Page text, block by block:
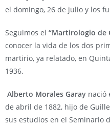
el domingo, 26 de julio y los
Seguimos el “Martirologio de
conocer la vida de los dos
martirio, ya relatado, en
1936.
Alberto Morales Garay nació
de abril de 1882, hijo de
sus estudios en el Seminario